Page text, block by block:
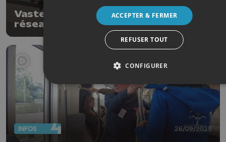
Vaste opération de contrôle sur le
réseau TEC Liège-Verviers
INFOS 26/09/2025
ACCEPTER & FERMER
REFUSER TOUT
CONFIGURER